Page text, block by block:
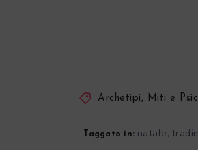
Archetipi, Miti e
Taggato in: natale,